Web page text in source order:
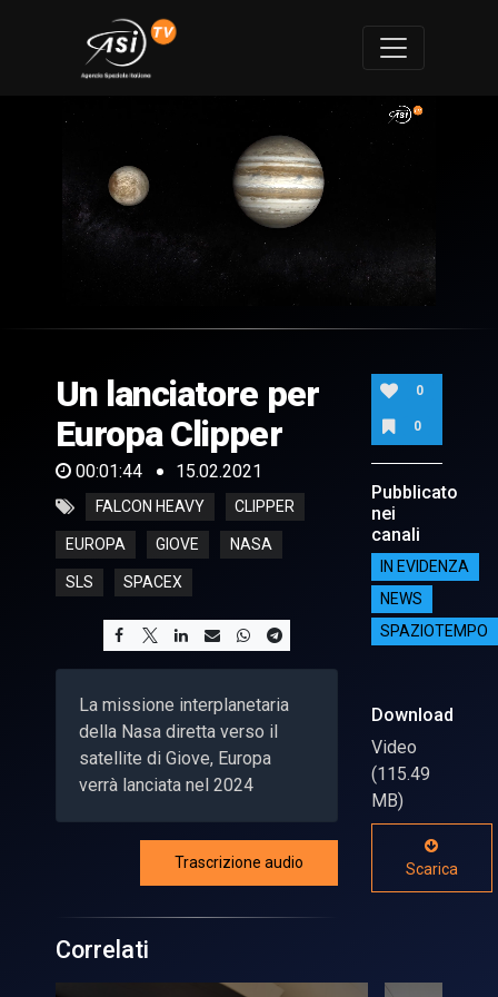
of
44
seconds
Un lanciatore per
Europa Clipper
00:01:44 15.02.2021
FALCON HEAVY CLIPPER
EUROPA GIOVE NASA
SLS SPACEX
La missione interplanetaria
della Nasa diretta verso il
satellite di Giove, Europa
verrà lanciata nel 2024
Trascrizione audio
0
0
Pubblicato
nei
canali
IN EVIDENZA
NEWS
SPAZIOTEMPO
Download
Video
(115.49
MB)
Scarica
Correlati